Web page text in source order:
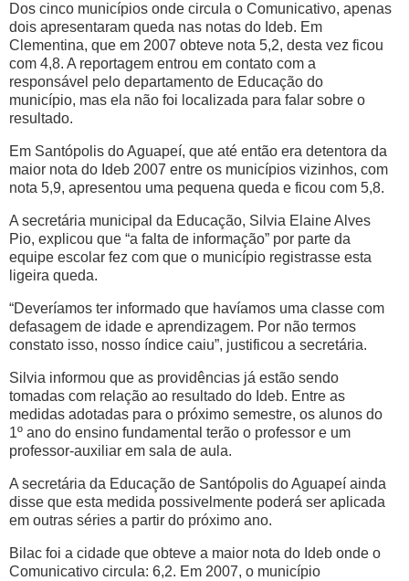
Dos cinco municípios onde circula o Comunicativo, apenas
dois apresentaram queda nas notas do Ideb. Em
Clementina, que em 2007 obteve nota 5,2, desta vez ficou
com 4,8. A reportagem entrou em contato com a
responsável pelo departamento de Educação do
município, mas ela não foi localizada para falar sobre o
resultado.
Em Santópolis do Aguapeí, que até então era detentora da
maior nota do Ideb 2007 entre os municípios vizinhos, com
nota 5,9, apresentou uma pequena queda e ficou com 5,8.
A secretária municipal da Educação, Silvia Elaine Alves
Pio, explicou que “a falta de informação” por parte da
equipe escolar fez com que o município registrasse esta
ligeira queda.
“Deveríamos ter informado que havíamos uma classe com
defasagem de idade e aprendizagem. Por não termos
constato isso, nosso índice caiu”, justificou a secretária.
Silvia informou que as providências já estão sendo
tomadas com relação ao resultado do Ideb. Entre as
medidas adotadas para o próximo semestre, os alunos do
1º ano do ensino fundamental terão o professor e um
professor-auxiliar em sala de aula.
A secretária da Educação de Santópolis do Aguapeí ainda
disse que esta medida possivelmente poderá ser aplicada
em outras séries a partir do próximo ano.
Bilac foi a cidade que obteve a maior nota do Ideb onde o
Comunicativo circula: 6,2. Em 2007, o município